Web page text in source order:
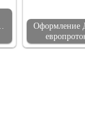
Оформление